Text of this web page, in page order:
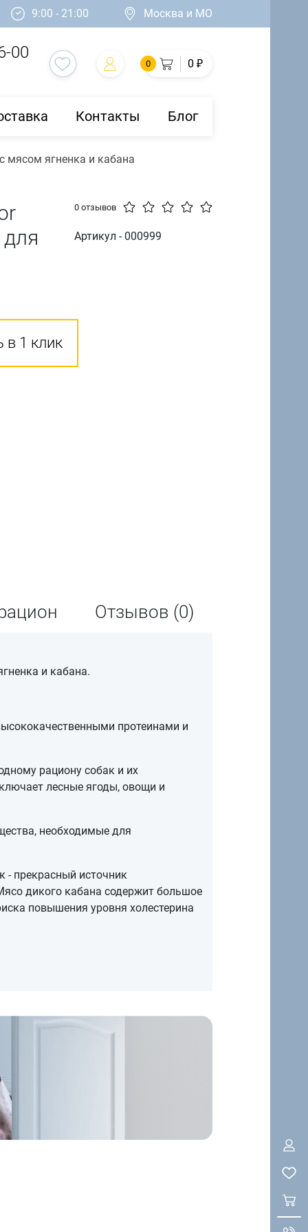
9:00 - 21:00 Москва и МО
00
0 0 ₽
Контакты Блог
мясом ягненка и кабана
0 отзывов
Артикул - 000999
в 1 клик
Отзывов (0)
и кабана.
протеинами и
рациону собак и их
лесные ягоды, овощи и
необходимые для
- прекрасный источник
дикого кабана содержит большое
повышения уровня холестерина